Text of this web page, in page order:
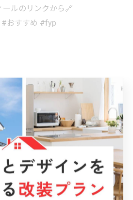
ルのリンクから🔗
おすすめ #fyp
一覧に戻る 次のページ >
ゴリー Categories
のカテゴリー